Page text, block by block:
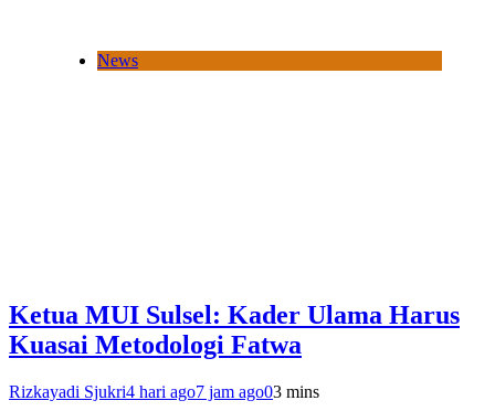
News
Ketua MUI Sulsel: Kader Ulama Harus
Kuasai Metodologi Fatwa
Rizkayadi Sjukri4 hari ago7 jam ago03 mins